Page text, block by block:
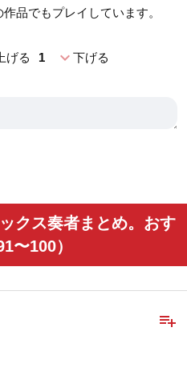
品でもプレイしています。
げる 1 expand_more下げる
クス奏者まとめ。おす
〜100）
playlist_add